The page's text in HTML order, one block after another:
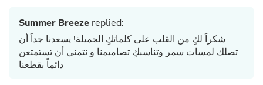
Summer Breeze replied:
شكراً لكِ من القلب على كلماتكِ الجميلة! يسعدنا جداً أن
تصلك لمسات سمر وتناسبكِ تصاميمنا و نتمنى أن تستمتعن
دائماً بقطعنا